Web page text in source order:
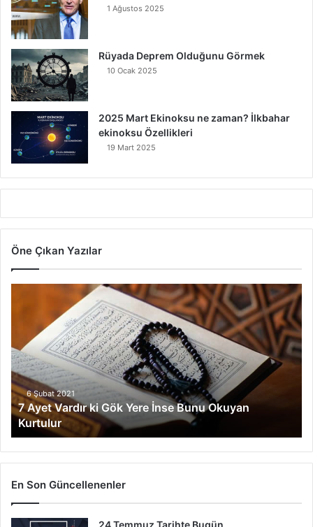
1 Ağustos 2025
Rüyada Deprem Olduğunu Görmek
10 Ocak 2025
2025 Mart Ekinoksu ne zaman? İlkbahar
ekinoksu Özellikleri
19 Mart 2025
Öne Çıkan Yazılar
t
V
a
r
d
r
k
i
G
6 Şubat 2021
7 Ayet Vardır ki Gök Yere İnse Bunu Okuyan
Kurtulur
En Son Güncellenenler
24 Temmuz Tarihte Bugün